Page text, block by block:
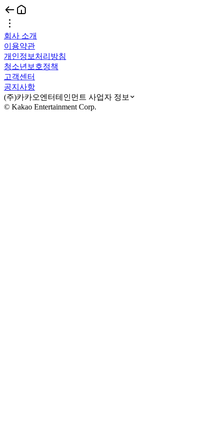
회사 소개
이용약관
개인정보처리방침
청소년보호정책
고객센터
공지사항
(주)카카오엔터테인먼트 사업자 정보
© Kakao Entertainment Corp.